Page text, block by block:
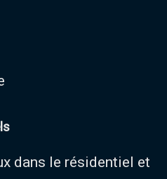
dans le résidentiel et